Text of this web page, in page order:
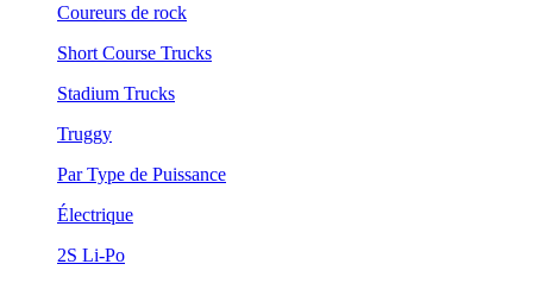
Coureurs de rock
Short Course Trucks
Stadium Trucks
Truggy
Par Type de Puissance
Électrique
2S Li-Po